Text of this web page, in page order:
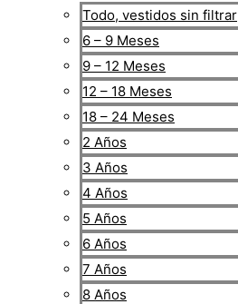
Todo, vestidos sin filtrar
6 – 9 Meses
9 – 12 Meses
12 – 18 Meses
18 – 24 Meses
2 Años
3 Años
4 Años
5 Años
6 Años
7 Años
8 Años